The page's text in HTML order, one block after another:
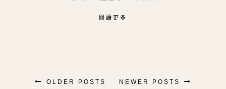
閱讀更多
OLDER POSTS NEWER POSTS